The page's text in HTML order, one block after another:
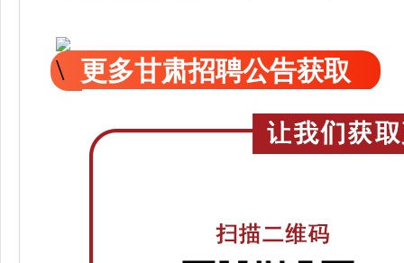
更多甘肃招聘公告获取